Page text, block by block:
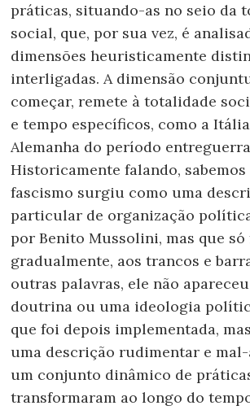
práticas, situando-as no seio da
social, que, por sua vez, é
dimensões heuristicamente
interligadas. A dimensão
começar, remete à totalidade
e tempo específicos, como a
Alemanha do período
Historicamente falando,
fascismo surgiu como uma
particular de organização
por Benito Mussolini, mas que
gradualmente, aos trancos e
outras palavras, ele não
doutrina ou uma ideologia
que foi depois implementada,
uma descrição rudimentar e mal-
um conjunto dinâmico de
transformaram ao longo do